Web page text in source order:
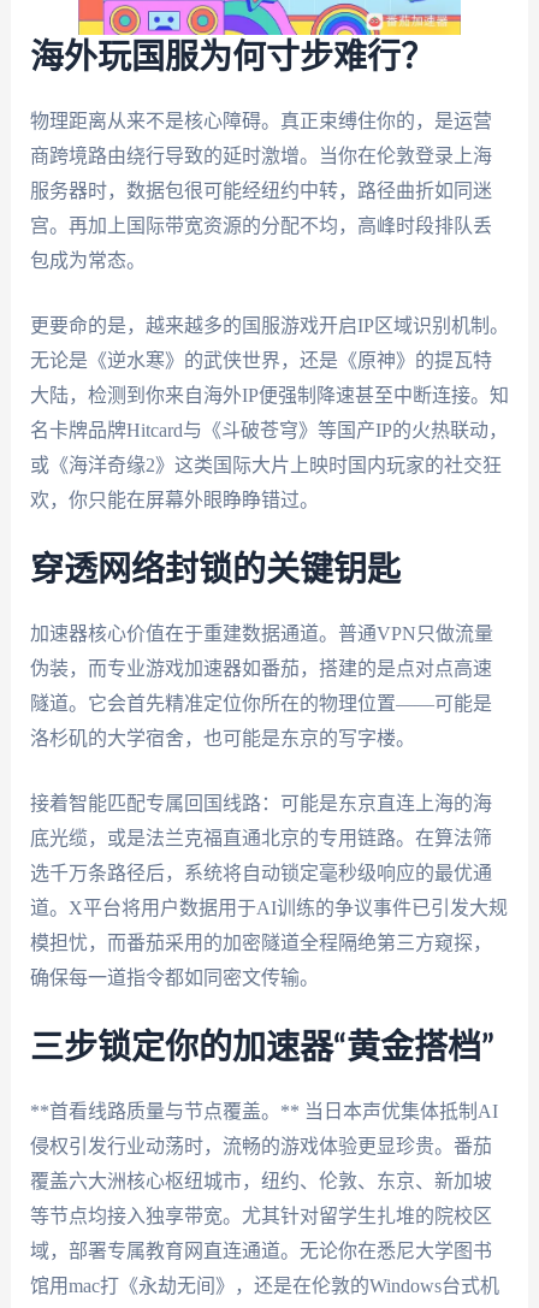
海外玩国服为何寸步难行？
物理距离从来不是核心障碍。真正束缚住你的，是运营
商跨境路由绕行导致的延时激增。当你在伦敦登录上海
服务器时，数据包很可能经纽约中转，路径曲折如同迷
宫。再加上国际带宽资源的分配不均，高峰时段排队丢
包成为常态。
更要命的是，越来越多的国服游戏开启IP区域识别机制。
无论是《逆水寒》的武侠世界，还是《原神》的提瓦特
大陆，检测到你来自海外IP便强制降速甚至中断连接。知
名卡牌品牌Hitcard与《斗破苍穹》等国产IP的火热联动，
或《海洋奇缘2》这类国际大片上映时国内玩家的社交狂
欢，你只能在屏幕外眼睁睁错过。
穿透网络封锁的关键钥匙
加速器核心价值在于重建数据通道。普通VPN只做流量
伪装，而专业游戏加速器如番茄，搭建的是点对点高速
隧道。它会首先精准定位你所在的物理位置——可能是
洛杉矶的大学宿舍，也可能是东京的写字楼。
接着智能匹配专属回国线路：可能是东京直连上海的海
底光缆，或是法兰克福直通北京的专用链路。在算法筛
选千万条路径后，系统将自动锁定毫秒级响应的最优通
道。X平台将用户数据用于AI训练的争议事件已引发大规
模担忧，而番茄采用的加密隧道全程隔绝第三方窥探，
确保每一道指令都如同密文传输。
三步锁定你的加速器“黄金搭档”
**首看线路质量与节点覆盖。** 当日本声优集体抵制AI
侵权引发行业动荡时，流畅的游戏体验更显珍贵。番茄
覆盖六大洲核心枢纽城市，纽约、伦敦、东京、新加坡
等节点均接入独享带宽。尤其针对留学生扎堆的院校区
域，部署专属教育网直连通道。无论你在悉尼大学图书
馆用mac打《永劫无间》，还是在伦敦的Windows台式机